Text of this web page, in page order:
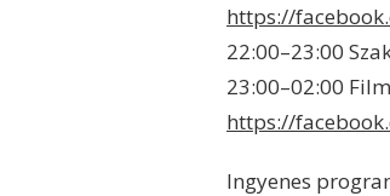
https://
22:00–23:00
23:00–02:00
https://
Ingyenes